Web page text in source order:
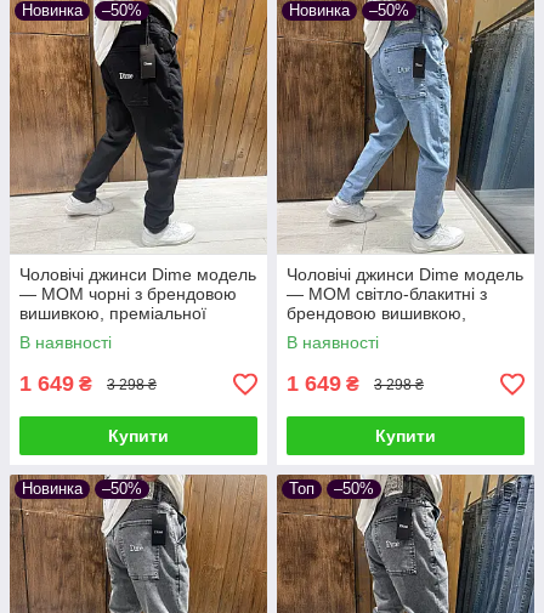
Новинка –50%
Чоловічі джинси Dime модель
— МОМ чорні з брендовою
вишивкою, преміальної
турецької якості
В наявності
1 649 ₴ 3 298 ₴
Купити
Новинка –50%
Чоловічі джинси Dime модель
— МОМ світло-блакитні з
брендовою вишивкою,
преміальної турецької якості
В наявності
1 649 ₴ 3 298 ₴
Купити
Новинка –50% Топ –50%